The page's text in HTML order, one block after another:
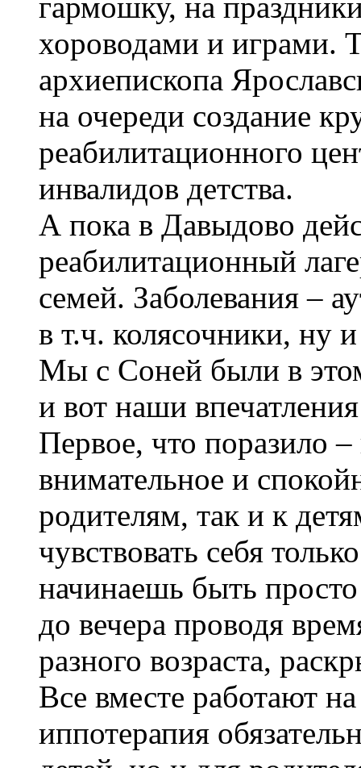
хороводами и играми.
архиепископа
на очереди создание
реабилитационного
инвалидов детства.
А пока в Давыдово
реабилитационный
семей. Заболевания –
в т.ч. колясочники, ну
Мы с Соней были в
и вот наши
Первое, что поразило
внимательное и
родителям, так и к
чувствовать себя
начинаешь быть
до вечера проводя
разного возраста,
Все вместе работают
иппотерапия